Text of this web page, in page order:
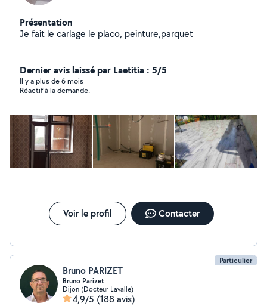
Présentation
Je fait le carlage le placo, peinture,parquet
Dernier avis laissé par Laetitia : 5/5
Il y a plus de 6 mois
Réactif à la demande.
Voir le profil Contacter
Particulier
Bruno PARIZET
Bruno Parizet
Dijon (Docteur Lavalle)
4,9/5 (188 avis)